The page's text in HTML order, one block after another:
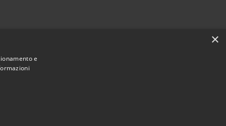
×
e